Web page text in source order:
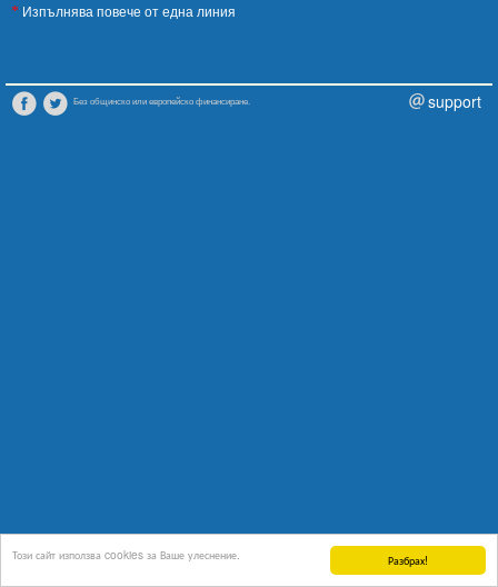
Разбрах!
Този сайт използва cookies за Ваше улеснение.
* Изпълнява повече от една линия
Без общинско или европейско финансиране. support